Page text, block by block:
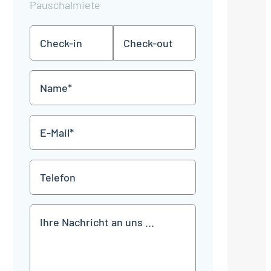
Pauschalmiete
in
TT
Punkt
MM
JJJJ
TT
Punkt
MM
Mail
*